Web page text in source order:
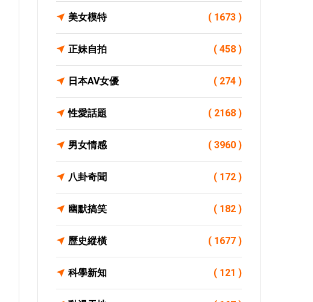
美女模特 ( 1673 )
正妹自拍 ( 458 )
日本AV女優 ( 274 )
性愛話題 ( 2168 )
男女情感 ( 3960 )
八卦奇聞 ( 172 )
幽默搞笑 ( 182 )
歷史縱橫 ( 1677 )
科學新知 ( 121 )